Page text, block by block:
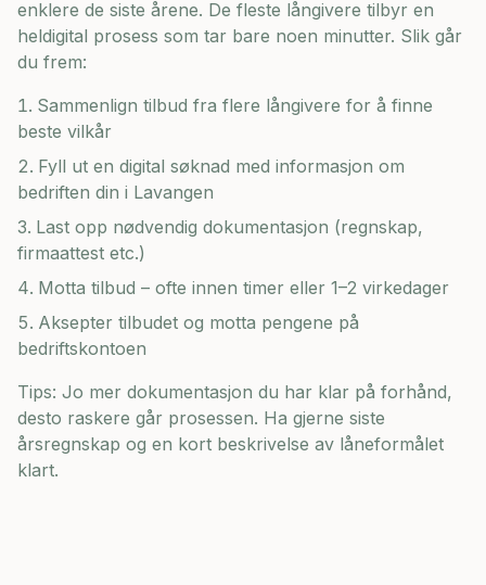
enklere de siste årene. De fleste långivere tilbyr en
heldigital prosess som tar bare noen minutter. Slik går
du frem:
Sammenlign tilbud fra flere långivere for å finne
beste vilkår
Fyll ut en digital søknad med informasjon om
bedriften din i Lavangen
Last opp nødvendig dokumentasjon (regnskap,
firmaattest etc.)
Motta tilbud – ofte innen timer eller 1–2 virkedager
Aksepter tilbudet og motta pengene på
bedriftskontoen
Tips: Jo mer dokumentasjon du har klar på forhånd,
desto raskere går prosessen. Ha gjerne siste
årsregnskap og en kort beskrivelse av låneformålet
klart.